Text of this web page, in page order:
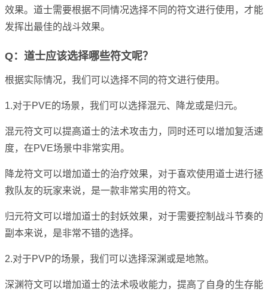
效果。道士需要根据不同情况选择不同的符文进行使用，才能
发挥出最佳的战斗效果。
Q：道士应该选择哪些符文呢？
根据实际情况，我们可以选择不同的符文进行使用。
1.对于PVE的场景，我们可以选择混元、降龙或是归元。
混元符文可以提高道士的法术攻击力，同时还可以增加复活速
度，在PVE场景中非常实用。
降龙符文可以增加道士的治疗效果，对于喜欢使用道士进行拯
救队友的玩家来说，是一款非常实用的符文。
归元符文可以增加道士的封妖效果，对于需要控制战斗节奏的
副本来说，是非常不错的选择。
2.对于PVP的场景，我们可以选择深渊或是地煞。
深渊符文可以增加道士的法术吸收能力，提高了自身的生存能